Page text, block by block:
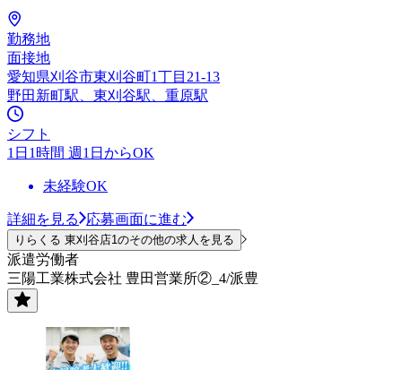
勤務地
面接地
愛知県刈谷市東刈谷町1丁目21-13
野田新町駅、東刈谷駅、重原駅
シフト
1日1時間 週1日からOK
未経験OK
詳細を見る 応募画面に進む
りらくる 東刈谷店1のその他の求人を見る
派遣労働者
三陽工業株式会社 豊田営業所②_4/派豊